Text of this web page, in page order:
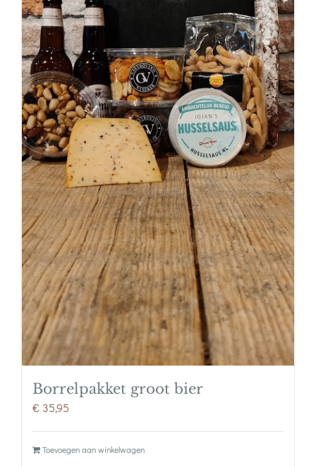
Borrelpakket groot bier
€ 35,95
Toevoegen aan winkelwagen